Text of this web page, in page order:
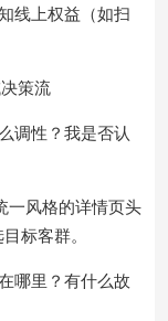
线上权益（如扫
策流
调性？我是否认
一风格的详情页头
标客群。
哪里？有什么故